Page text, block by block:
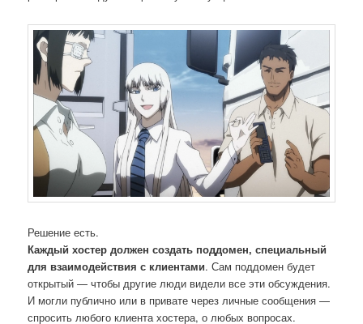
Решение есть.
Каждый хостер должен создать поддомен, специальный
для взаимодействия с клиентами. Сам поддомен будет
открытый — чтобы другие люди видели все эти обсуждения.
И могли публично или в привате через личные сообщения —
спросить любого клиента хостера, о любых вопросах.